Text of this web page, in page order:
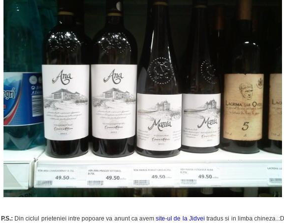
P.S.: Din ciclul prieteniei intre popoare va anunt ca avemsite-ul de la Jidvei tradus si in limba